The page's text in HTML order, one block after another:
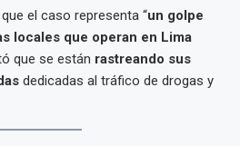
el caso representa “un golpe
locales que operan en Lima
que se están rastreando sus
dedicadas al tráfico de drogas y